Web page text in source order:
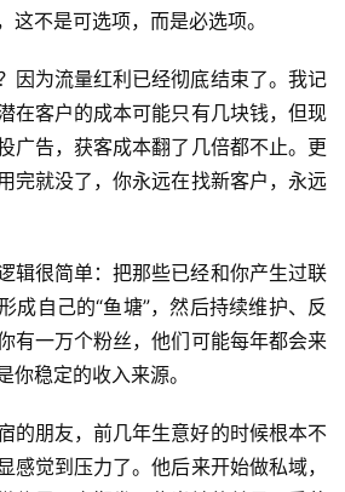
这不是可选项，而是必选项。
因为流量红利已经彻底结束了。我记
在客户的成本可能只有几块钱，但现
广告，获客成本翻了几倍都不止。更
完就没了，你永远在找新客户，永远
辑很简单：把那些已经和你产生过联
成自己的“鱼塘”，然后持续维护、反
有一万个粉丝，他们可能每年都会来
你稳定的收入来源。
的朋友，前几年生意好的时候根本不
感觉到压力了。他后来开始做私域，